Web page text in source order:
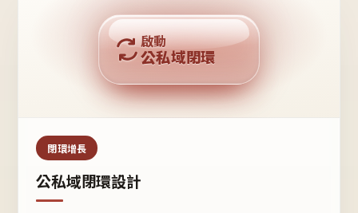
公域流量
私域鐵粉
回購複利
啟動
公私域閉環
閉環增長
公私域閉環設計